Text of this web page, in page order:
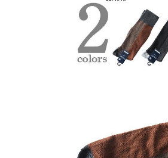
一部、お直しに対応出来ない商品がご
端なデザインが施されている等)
※【返品交換について】
返品交換希望の方は、商品到着後1週間
下着(肌着)やワイシャツは商品の性質